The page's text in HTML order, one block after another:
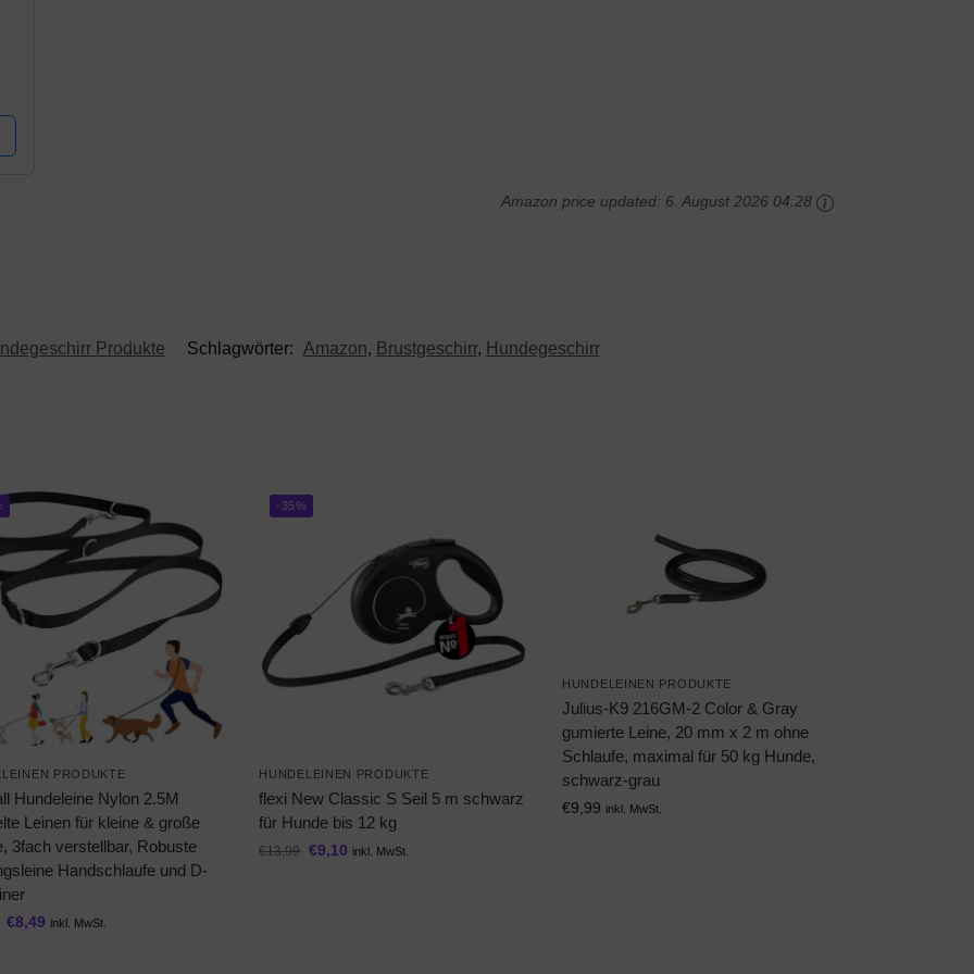
Amazon price updated: 6. August 2026 04:28
Produkte Schlagwörter: Amazon, Brustgeschirr, Hundegeschirr
PRODUKTE
Hundeleine Nylon 2.5M
Leinen für kleine & große
3fach verstellbar, Robuste
Handschlaufe und D-
€8,49 inkl. MwSt.
-35%
HUNDELEINEN PRODUKTE
flexi New Classic S Seil 5 m schwarz
für Hunde bis 12 kg
€13,99 €9,10 inkl. MwSt.
HUNDELEINEN PRODUKTE
Julius-K9 216GM-2 Color & Gray
gumierte Leine, 20 mm x 2 m ohne
Schlaufe, maximal für 50 kg Hunde,
schwarz-grau
€9,99 inkl. MwSt.